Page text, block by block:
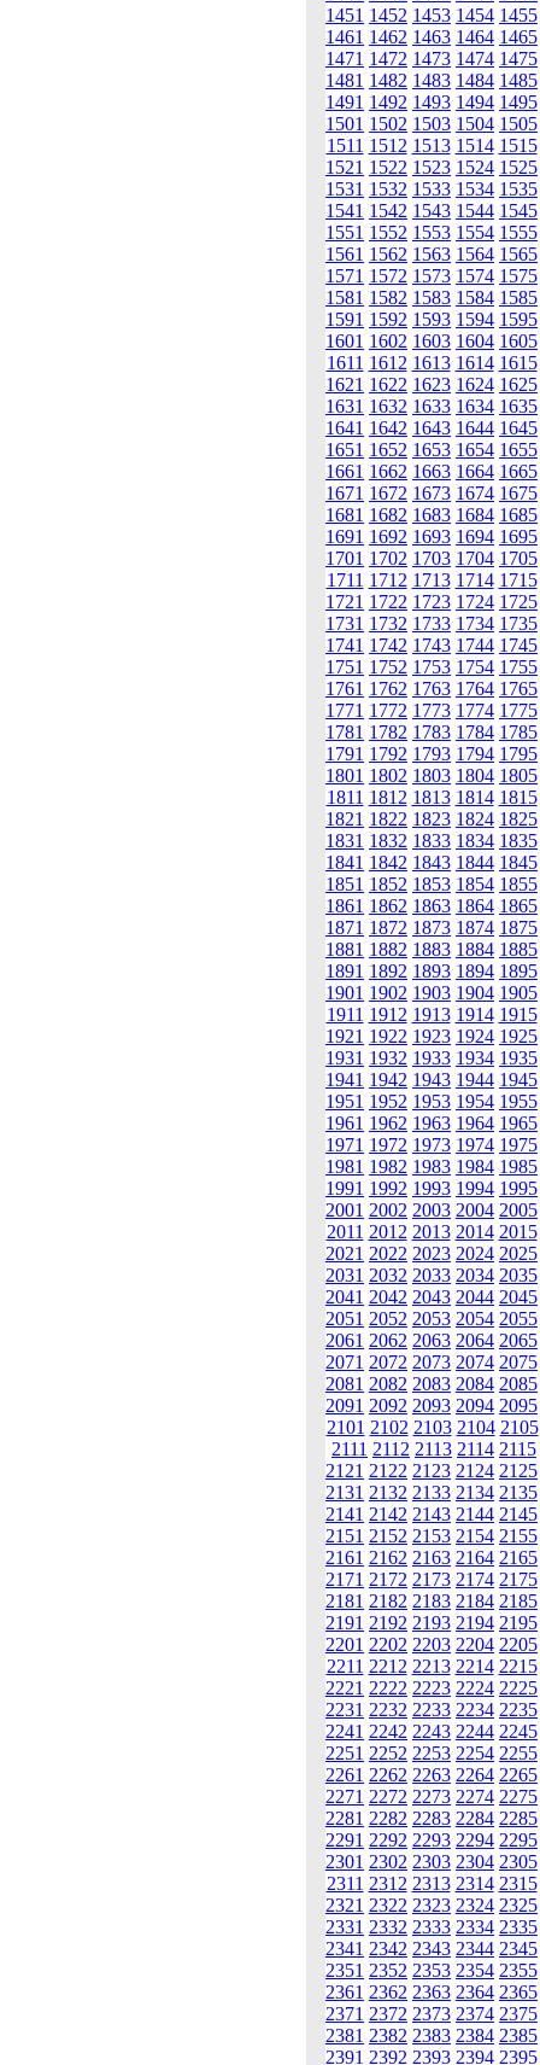
1451 1452 1453 1454 1455
1461 1462 1463 1464 1465
1471 1472 1473 1474 1475
1481 1482 1483 1484 1485
1491 1492 1493 1494 1495
1501 1502 1503 1504 1505
1511 1512 1513 1514 1515
1521 1522 1523 1524 1525
1531 1532 1533 1534 1535
1541 1542 1543 1544 1545
1551 1552 1553 1554 1555
1561 1562 1563 1564 1565
1571 1572 1573 1574 1575
1581 1582 1583 1584 1585
1591 1592 1593 1594 1595
1601 1602 1603 1604 1605
1611 1612 1613 1614 1615
1621 1622 1623 1624 1625
1631 1632 1633 1634 1635
1641 1642 1643 1644 1645
1651 1652 1653 1654 1655
1661 1662 1663 1664 1665
1671 1672 1673 1674 1675
1681 1682 1683 1684 1685
1691 1692 1693 1694 1695
1701 1702 1703 1704 1705
1711 1712 1713 1714 1715
1721 1722 1723 1724 1725
1731 1732 1733 1734 1735
1741 1742 1743 1744 1745
1751 1752 1753 1754 1755
1761 1762 1763 1764 1765
1771 1772 1773 1774 1775
1781 1782 1783 1784 1785
1791 1792 1793 1794 1795
1801 1802 1803 1804 1805
1811 1812 1813 1814 1815
1821 1822 1823 1824 1825
1831 1832 1833 1834 1835
1841 1842 1843 1844 1845
1851 1852 1853 1854 1855
1861 1862 1863 1864 1865
1871 1872 1873 1874 1875
1881 1882 1883 1884 1885
1891 1892 1893 1894 1895
1901 1902 1903 1904 1905
1911 1912 1913 1914 1915
1921 1922 1923 1924 1925
1931 1932 1933 1934 1935
1941 1942 1943 1944 1945
1951 1952 1953 1954 1955
1961 1962 1963 1964 1965
1971 1972 1973 1974 1975
1981 1982 1983 1984 1985
1991 1992 1993 1994 1995
2001 2002 2003 2004 2005
2011 2012 2013 2014 2015
2021 2022 2023 2024 2025
2031 2032 2033 2034 2035
2041 2042 2043 2044 2045
2051 2052 2053 2054 2055
2061 2062 2063 2064 2065
2071 2072 2073 2074 2075
2081 2082 2083 2084 2085
2091 2092 2093 2094 2095
2101 2102 2103 2104 2105
2111 2112 2113 2114 2115
2121 2122 2123 2124 2125
2131 2132 2133 2134 2135
2141 2142 2143 2144 2145
2151 2152 2153 2154 2155
2161 2162 2163 2164 2165
2171 2172 2173 2174 2175
2181 2182 2183 2184 2185
2191 2192 2193 2194 2195
2201 2202 2203 2204 2205
2211 2212 2213 2214 2215
2221 2222 2223 2224 2225
2231 2232 2233 2234 2235
2241 2242 2243 2244 2245
2251 2252 2253 2254 2255
2261 2262 2263 2264 2265
2271 2272 2273 2274 2275
2281 2282 2283 2284 2285
2291 2292 2293 2294 2295
2301 2302 2303 2304 2305
2311 2312 2313 2314 2315
2321 2322 2323 2324 2325
2331 2332 2333 2334 2335
2341 2342 2343 2344 2345
2351 2352 2353 2354 2355
2361 2362 2363 2364 2365
2371 2372 2373 2374 2375
2381 2382 2383 2384 2385
2391 2392 2393 2394 2395